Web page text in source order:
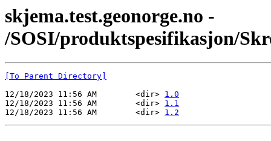
skjema.test.geonorge.no -
/SOSI/produktspesifikasjon/
[To Parent Directory]
12/18/2023 11:56 AM        <dir> 1.0
12/18/2023 11:56 AM        <dir> 1.1
12/18/2023 11:56 AM        <dir> 1.2